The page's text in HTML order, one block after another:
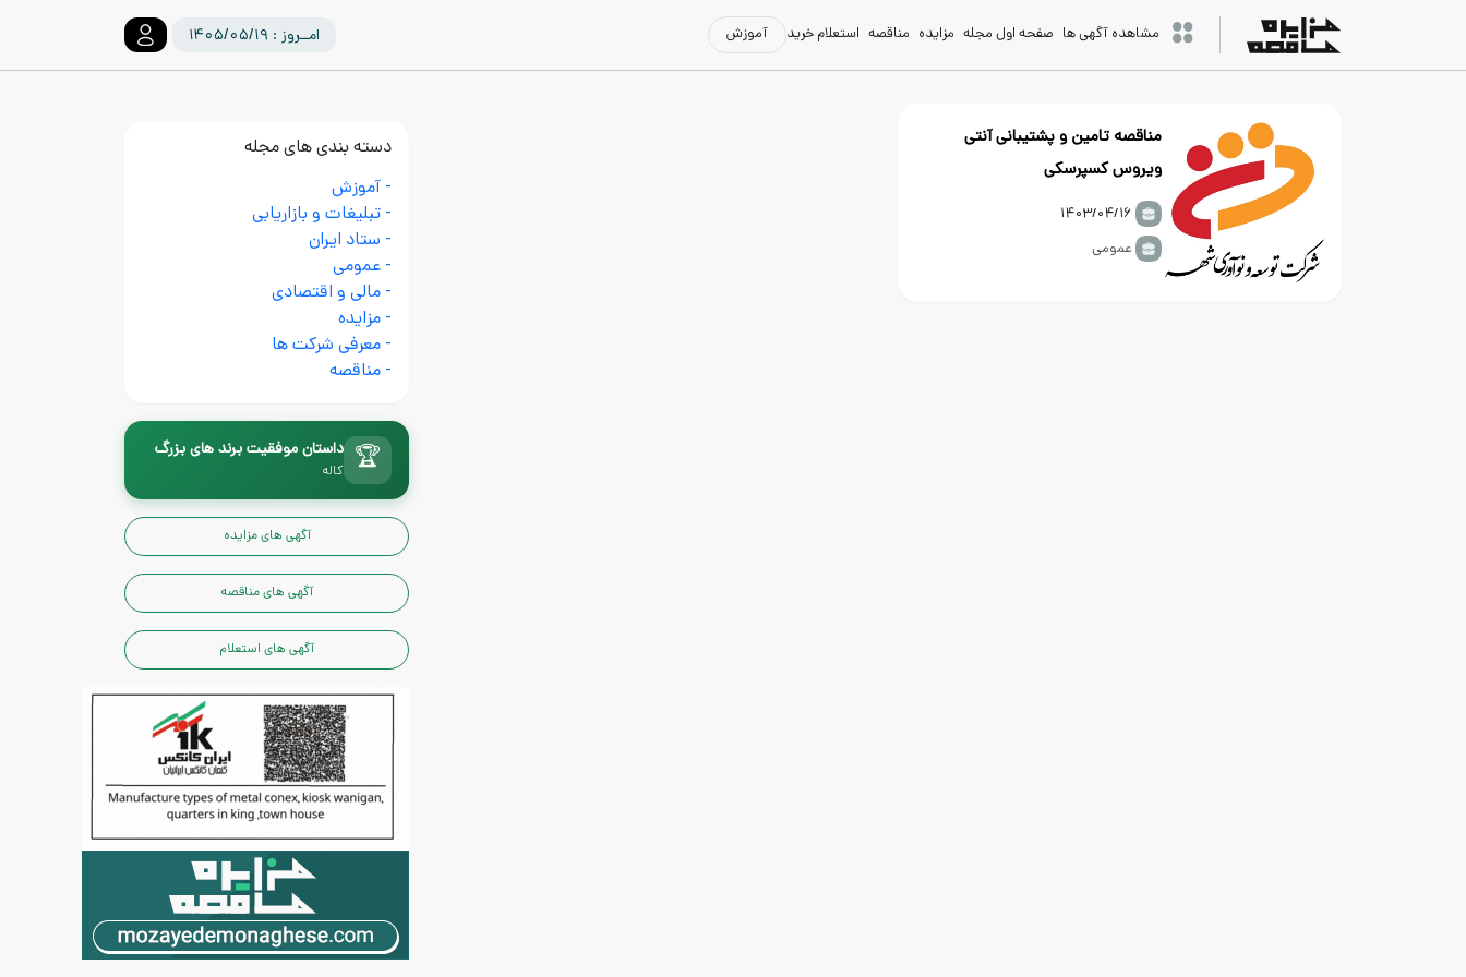
مشاهده آگهی ها صفحه اول مجله مزایده مناقصه استعلام خرید آموزش امــروز : ۱۴۰۵/۰۵/۱۹
مناقصه تامین و پشتیبانی آنتی
ویروس کسپرسکی
عمومی
دسته بندی های مجله
- آموزش
- تبلیغات و بازاریابی
- ستاد ایران
- عمومی
- مالی و اقتصادی
- مزایده
- معرفی شرکت ها
- مناقصه
🏆 داستان موفقیت برند های بزرگ
کاله
آگهی های مزایده
آگهی های مناقصه
آگهی های استعلام